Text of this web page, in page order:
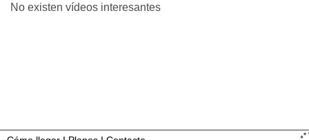
No existen vídeos interesantes